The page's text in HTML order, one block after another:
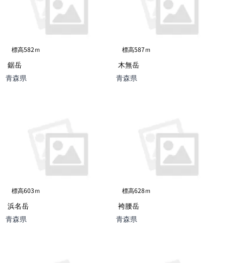
標高582ｍ
鋸岳
青森県
標高587ｍ
木無岳
青森県
標高603ｍ
浜名岳
青森県
標高628ｍ
袴腰岳
青森県